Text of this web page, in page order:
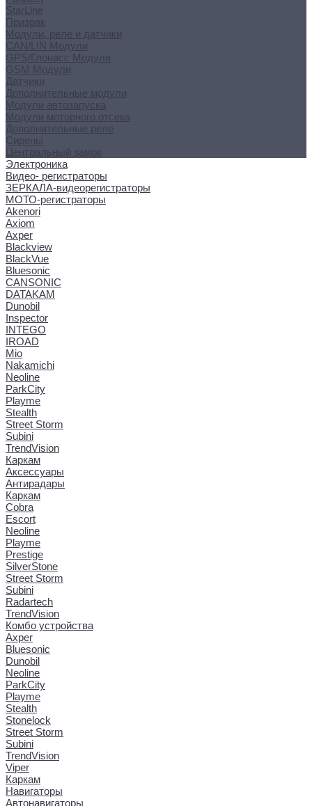
StarLine
Призрак
Модули, реле и датчики
CAN/LIN Модули
GPS/Глонасс Модули
GSM Модули
Датчики
Дополнительные модули
Модули автозапуска
Модули моторного отсека
Дополнительные реле
Сирены
Центральный замок
Электроника
Видео- регистраторы
ЗЕРКАЛА-видеорегистраторы
МОТО-регистраторы
Akenori
Axiom
Axper
Blackview
BlackVue
Bluesonic
CANSONIC
DATAKAM
Dunobil
Inspector
INTEGO
IROAD
Mio
Nakamichi
Neoline
ParkCity
Playme
Stealth
Street Storm
Subini
TrendVision
Каркам
Аксессуары
Антирадары
Каркам
Cobra
Escort
Neoline
Playme
Prestige
SilverStone
Street Storm
Subini
Radartech
TrendVision
Комбо устройства
Axper
Bluesonic
Dunobil
Neoline
ParkCity
Playme
Stealth
Stonelock
Street Storm
Subini
TrendVision
Viper
Каркам
Навигаторы
Автонавигаторы